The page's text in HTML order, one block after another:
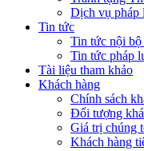
Dịch vụ pháp
Tin tức
Tin tức nội
Tin tức pháp
Tài liệu tham khảo
Khách hàng
Chính sách
Đối tượng
Giá trị chúng
Khách hàng